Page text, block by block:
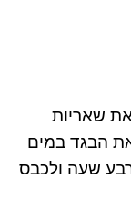
שאריות
הבגד במים
שעה ולכבס